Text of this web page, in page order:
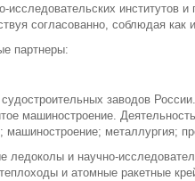
исследовательских институтов
согласованно, соблюдая как
партнеры:
заводов
машиностроение.
металлургия;
и научно-
и атомные ракетные